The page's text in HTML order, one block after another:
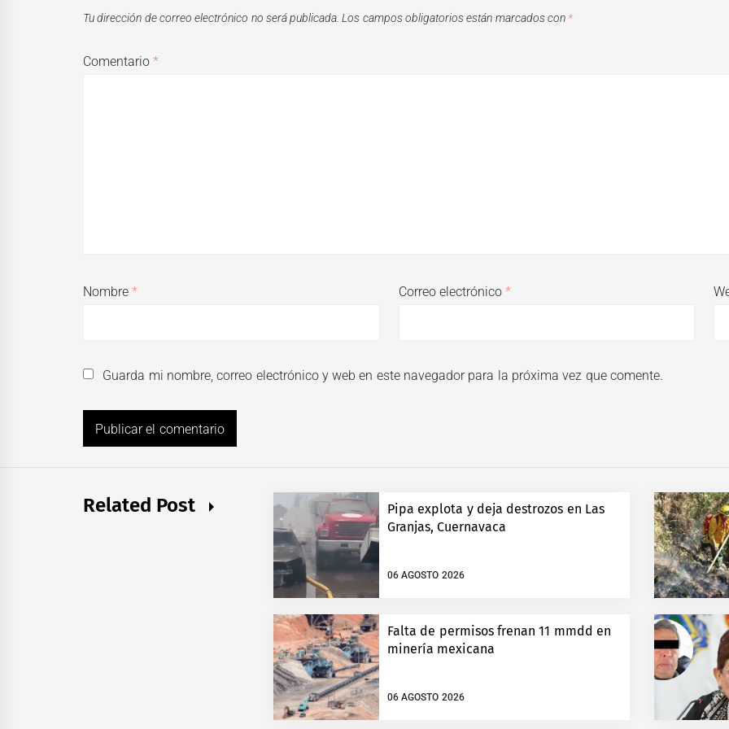
Tu dirección de correo electrónico no será publicada. Los campos obligatorios están marcados con *
Comentario*
Nombre* Correo electrónico*
Guarda mi nombre, correo electrónico y web en este navegador para la próxima vez que comente.
Related Post
Pipa explota y deja destrozos en Las
Granjas, Cuernavaca
06 AGOSTO 2026
Falta de permisos frenan 11 mmdd en
minería mexicana
06 AGOSTO 2026